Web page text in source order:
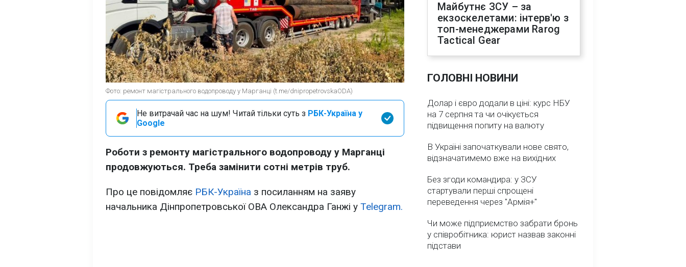
Фото: ремонт магістрального водопроводу у Марганці (t.me/dnipropetrovskaODA)
Не витрачай час на шум! Читай тільки суть з РБК-Україна у
Google
Роботи з ремонту магістрального водопроводу у Марганці
продовжуються. Треба замінити сотні метрів труб.
Про це повідомляє РБК-Україна з посиланням на заяву
начальника Дінпропетровської ОВА Олександра Ганжі у Telegram.
Майбутнє ЗСУ – за
екзоскелетами: інтерв'ю з
топ-менеджерами Rarog
Tactical Gear
ГОЛОВНІ НОВИНИ
Долар і євро додали в ціні: курс НБУ
на 7 серпня та чи очікується
підвищення попиту на валюту
В Україні започаткували нове свято,
відзначатимемо вже на вихідних
Без згоди командира: у ЗСУ
стартували перші спрощені
переведення через "Армія+"
Чи може підприємство забрати бронь
у співробітника: юрист назвав законні
підстави